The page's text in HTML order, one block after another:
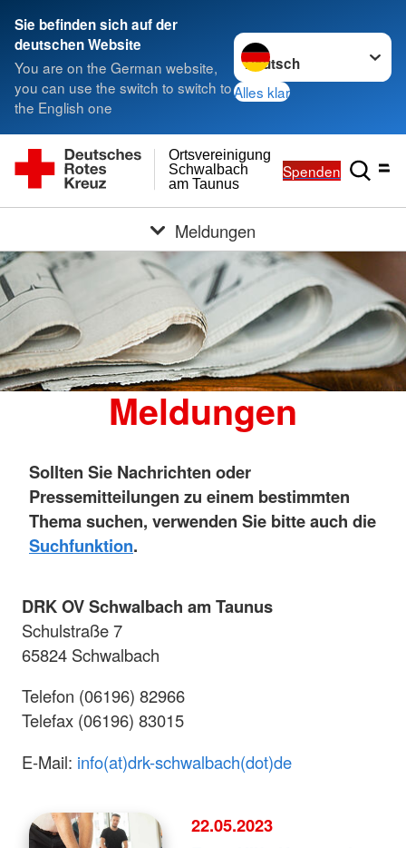
Sie befinden sich auf der
deutschen Website
You are on the German website,
you can use the switch to switch to
the English one
Sprache wechseln zu
Alles klar
am Taunus
Schwalbach
Ortsvereinigung
Spenden
Meldungen
Meldungen
Sollten Sie Nachrichten oder
Pressemitteilungen zu einem bestimmten
Thema suchen, verwenden Sie bitte auch die
Suchfunktion.
DRK OV Schwalbach am Taunus
Schulstraße 7
65824 Schwalbach
Telefon (06196) 82966
Telefax (06196) 83015
E-Mail: info(at)drk-schwalbach(dot)de
22.05.2023